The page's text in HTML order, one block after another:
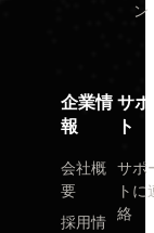
ン
企業情
報
会社概
要
採用情
サ
ト
サポ
トに
絡